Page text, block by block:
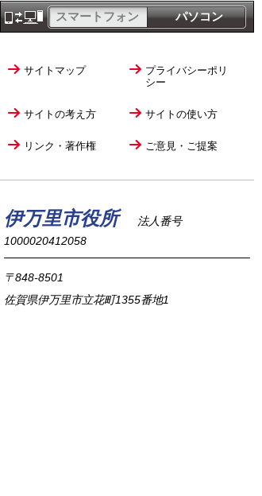
パソコン
スマートフォン
サイトマップ
プライバシーポリ
シー
サイトの考え方 サイトの使い方
リンク・著作権 ご意見・ご提案
伊万里市役所
法人番号
1000020412058
〒848-8501
佐賀県伊万里市立花町1355番地1